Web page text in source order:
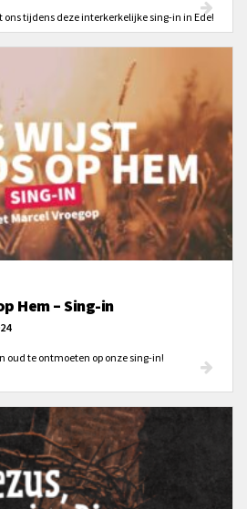
tijdens deze interkerkelijke sing-in in Ede!
Hem – Sing-in
oud te ontmoeten op onze sing-in!